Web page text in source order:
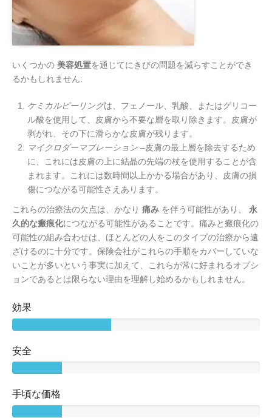
いくつかの 美容処置を通じてにきびの問題を減らすことができ
るかもしれません:
ケミカルピーリングは、フェノール、乳酸、またはグリコー
ル酸を使用して、皮膚から不要な層を取り除きます。皮膚が
剥がれ、その下に滑らかな皮膚が残ります。
マイクロダーマブレーション –皮膚の最上層を除去するため
に、これには皮膚の上に結晶の先端の杖を使用することが含
まれます。これには数時間以上かかる場合があり、皮膚の損
傷につながる可能性さえあります。
これらの治療法の欠点は、かなり 痛み を伴う可能性があり、 永
久的な瘢痕化につながる可能性があることです。痛みと瘢痕化の
可能性の組み合わせは、ほとんどの人をこのタイプの治療から遠
ざけるのに十分です。保険会社がこれらの手順をカバーしていな
いことが多いという事実に加えて、これらが常に好まれるオプシ
ョンであるとは限らない理由を理解し始めるかもしれません。
効果
安全
手頃な価格